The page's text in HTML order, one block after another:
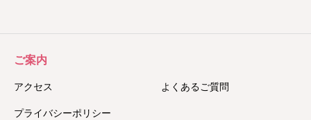
ご案内
アクセス よくあるご質問
プライバシーポリシー